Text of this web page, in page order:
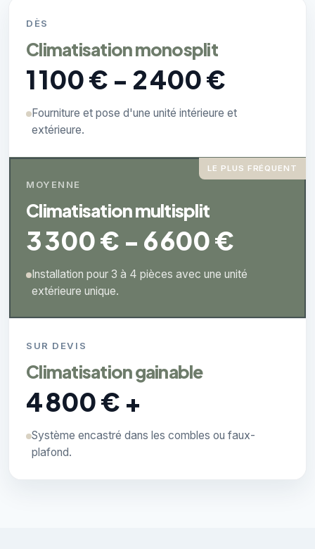
DÈS
Climatisation monosplit
1 100 € - 2 400 €
Fourniture et pose d'une unité intérieure et
extérieure.
LE PLUS FRÉQUENT
MOYENNE
Climatisation multisplit
3 300 € - 6 600 €
Installation pour 3 à 4 pièces avec une unité
extérieure unique.
SUR DEVIS
Climatisation gainable
4 800 € +
Système encastré dans les combles ou faux-
plafond.